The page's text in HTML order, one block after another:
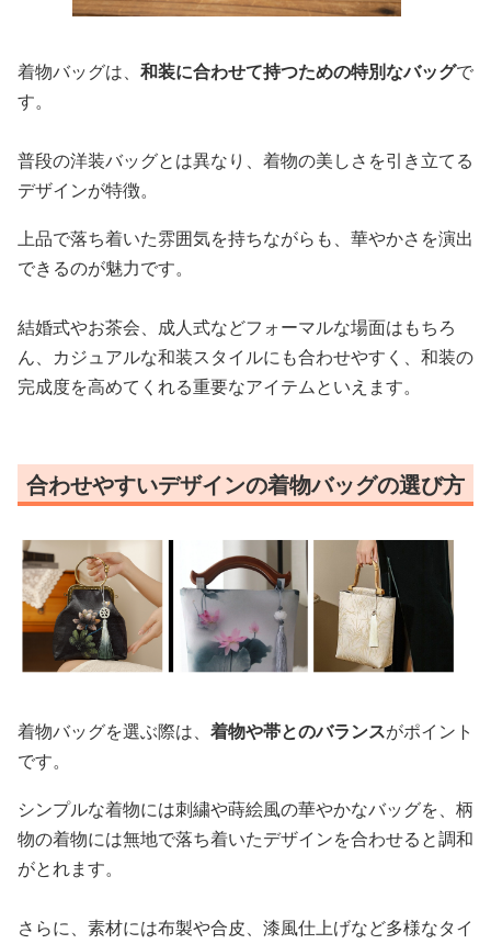
着物バッグは、 和装に合わせて持つための特別なバッグで
す。
普段の洋装バッグとは異なり、着物の美しさを引き立てる
デザインが特徴。
上品で落ち着いた雰囲気を持ちながらも、華やかさを演出
できるのが魅力です。
結婚式やお茶会、成人式などフォーマルな場面はもちろ
ん、カジュアルな和装スタイルにも合わせやすく、和装の
完成度を高めてくれる重要なアイテムといえます。
合わせやすいデザインの着物バッグの選び方
着物バッグを選ぶ際は、 着物や帯とのバランスがポイント
です。
シンプルな着物には刺繍や蒔絵風の華やかなバッグを、柄
物の着物には無地で落ち着いたデザインを合わせると調和
がとれます。
さらに、素材には布製や合皮、漆風仕上げなど多様なタイ